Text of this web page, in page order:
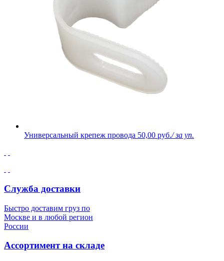
Универсальный крепеж провода 50,00 руб./ за уп.
Служба доставки
Быстро доставим груз по
Москве и в любой регион
России
Ассортимент на складе